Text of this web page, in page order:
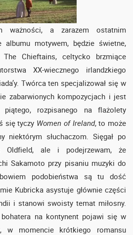
ważności, a zarazem ostatnim
albumu motywem, będzie świetne,
Chieftains, celtycko brzmiące
XX-wiecznego irlandzkiego
Twórca ten specjalizował się w
zabarwionych kompozycjach i jest
rozpisanego na flażolety
się tyczy Women of Ireland, to może
niektórym słuchaczom. Sięgał po
Oldfield, ale i podejrzewam, że
Sakamoto przy pisaniu muzyki do
podobieństwa są tu dość
Kubricka asystuje głównie części
i stanowi swoisty temat miłosny.
bohatera na kontynent pojawi się w
w momencie krótkiego romansu